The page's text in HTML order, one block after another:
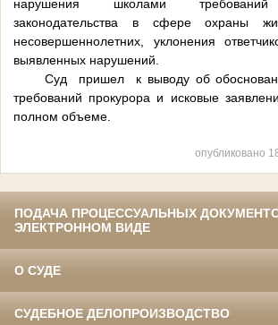
нарушения школами требований
законодательства в сфере охраны
несовершеннолетних, уклонения
выявленных нарушений.
Суд пришел к выводу об
требований прокурора и исковые
полном объеме.
опубликовано
ПОДАЧА ПРОЦЕССУАЛЬНЫХ
ЭЛЕКТРОННОМ ВИДЕ
О СУДЕ
СУДЕБНОЕ ДЕЛОПРОИЗВОДСТВО